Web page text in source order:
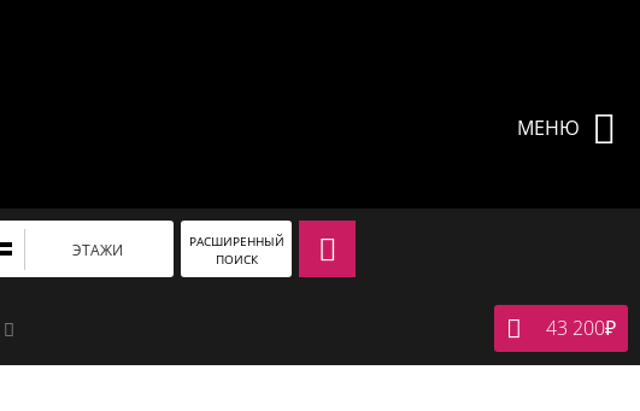
МЕНЮ
ЭТАЖИ
РАСШИРЕННЫЙ
ПОИСК
43 200₽